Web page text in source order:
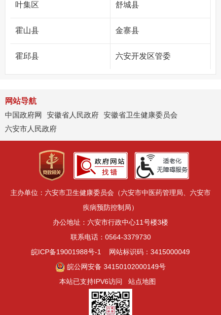
叶集区 舒城县
霍山县 金寨县
霍邱县 六安开发区管委
网站导航
中国政府网
安徽省人民政府 安徽省卫生健康委员会
六安市人民政府
主办单位：六安市卫生健康委员会（六安市中医药管理局、六安市
疾病预防控制局）
办公地址：六安市行政中心11号楼3楼
联系电话：0564-3379730
皖ICP备19001988号-1
网站标识码：3415000049
皖公网安备 34150102000149号
本站已支持IPV6访问
站点地图